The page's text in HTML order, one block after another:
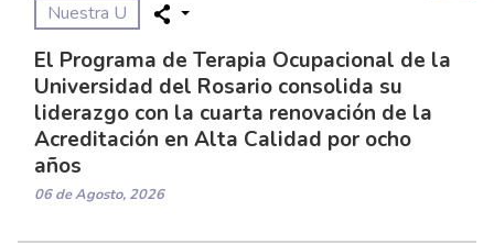
Nuestra U
El Programa de Terapia Ocupacional de la
Universidad del Rosario consolida su
liderazgo con la cuarta renovación de la
Acreditación en Alta Calidad por ocho
años
06 de Agosto, 2026